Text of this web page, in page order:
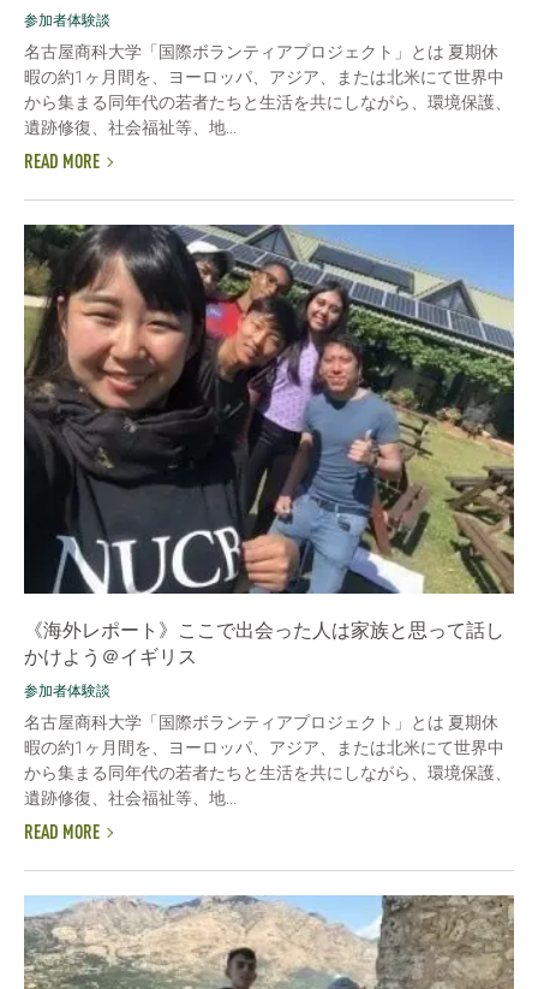
参加者体験談
名古屋商科大学「国際ボランティアプロジェクト」とは 夏期休
暇の約1ヶ月間を、ヨーロッパ、アジア、または北米にて世界中
から集まる同年代の若者たちと生活を共にしながら、環境保護、
遺跡修復、社会福祉等、地...
READ MORE
《海外レポート》ここで出会った人は家族と思って話し
かけよう＠イギリス
参加者体験談
名古屋商科大学「国際ボランティアプロジェクト」とは 夏期休
暇の約1ヶ月間を、ヨーロッパ、アジア、または北米にて世界中
から集まる同年代の若者たちと生活を共にしながら、環境保護、
遺跡修復、社会福祉等、地...
READ MORE